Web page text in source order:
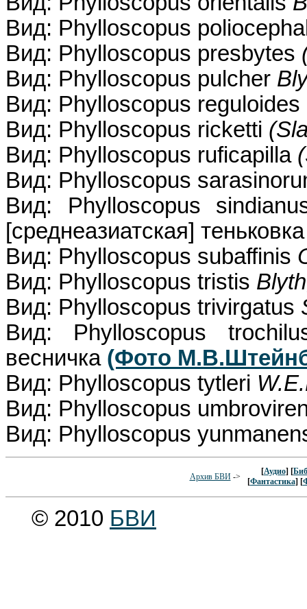
Вид: Phylloscopus
Вид: Phylloscopus presbytes
Вид: Phylloscopus pulcher
Вид: Phylloscopus reguloides
Вид: Phylloscopus ricketti
Вид: Phylloscopus ruficapilla
Вид: Phylloscopus
Вид: Phylloscopus
[среднеазиатская] теньковка
Вид: Phylloscopus subaffinis
Вид: Phylloscopus tristis
Вид: Phylloscopus trivirgatus
Вид: Phylloscopus
весничка (Фото
Вид: Phylloscopus tytleri
Вид: Phylloscopus
Вид: Phylloscopus
Архив БВИ->
[Аудио] [
[Фантастика] [
© 2010 БВИ